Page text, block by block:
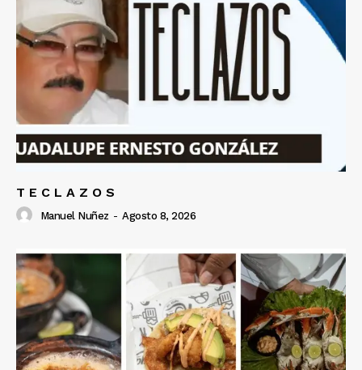
T E C L A Z O S
Manuel Nuñez - Agosto 8, 2026